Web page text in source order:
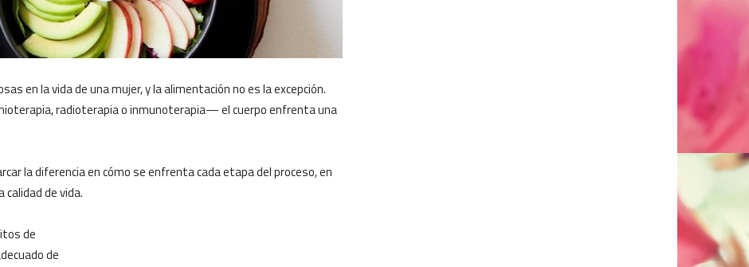
en la vida de una mujer, y la alimentación no es la excepción.
radioterapia o inmunoterapia— el cuerpo enfrenta una
la diferencia en cómo se enfrenta cada etapa del proceso, en
de vida.
de
de